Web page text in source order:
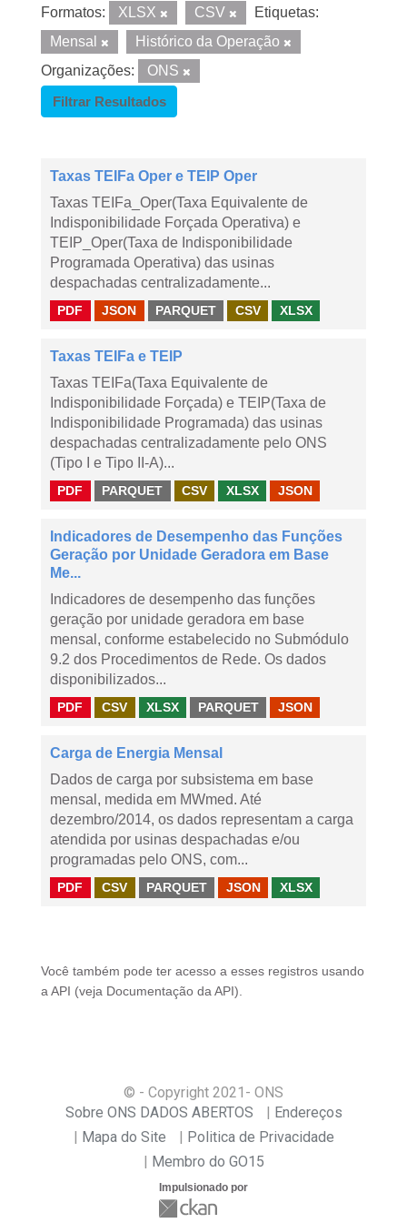
Formatos: XLSX CSV
Etiquetas:
Mensal
Histórico da Operação
Organizações:
ONS
Filtrar Resultados
Taxas TEIFa Oper e TEIP Oper
Taxas TEIFa_Oper(Taxa Equivalente de
Indisponibilidade Forçada Operativa) e
TEIP_Oper(Taxa de Indisponibilidade
Programada Operativa) das usinas
despachadas centralizadamente...
PDF JSON PARQUET CSV XLSX
Taxas TEIFa e TEIP
Taxas TEIFa(Taxa Equivalente de
Indisponibilidade Forçada) e TEIP(Taxa de
Indisponibilidade Programada) das usinas
despachadas centralizadamente pelo ONS
(Tipo I e Tipo II-A)...
PDF PARQUET CSV XLSX JSON
Indicadores de Desempenho das Funções
Geração por Unidade Geradora em Base
Me...
Indicadores de desempenho das funções
geração por unidade geradora em base
mensal, conforme estabelecido no Submódulo
9.2 dos Procedimentos de Rede. Os dados
disponibilizados...
PDF CSV XLSX PARQUET JSON
Carga de Energia Mensal
Dados de carga por subsistema em base
mensal, medida em MWmed. Até
dezembro/2014, os dados representam a carga
atendida por usinas despachadas e/ou
programadas pelo ONS, com...
PDF CSV PARQUET JSON XLSX
Você também pode ter acesso a esses registros usando
a API (veja Documentação da API ).
© - Copyright 2021 - ONS
Sobre ONS DADOS ABERTOS
Endereços
Mapa do Site
Politica de Privacidade
Membro do GO15
Impulsionado por